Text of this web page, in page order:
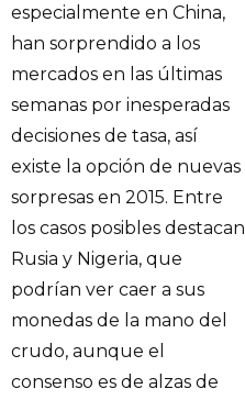
especialmente en China,
han sorprendido a los
mercados en las últimas
semanas por inesperadas
decisiones de tasa, así
existe la opción de nuevas
sorpresas en 2015. Entre
los casos posibles destacan
Rusia y Nigeria, que
podrían ver caer a sus
monedas de la mano del
crudo, aunque el
consenso es de alzas de